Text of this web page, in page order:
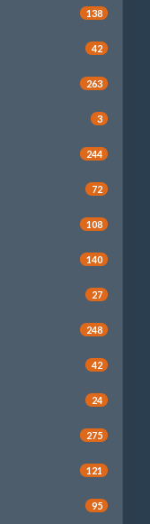
138
42
263
3
244
72
108
140
27
248
42
24
275
121
95